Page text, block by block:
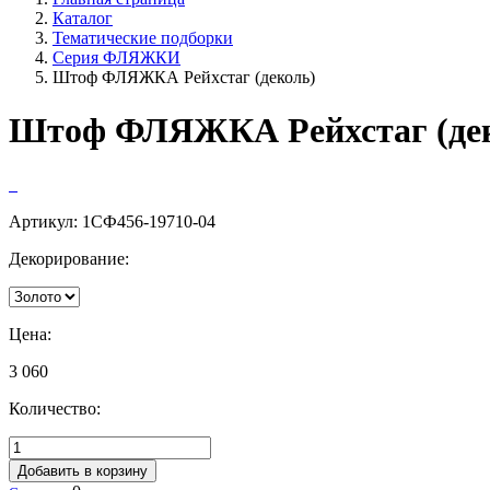
Каталог
Тематические подборки
Серия ФЛЯЖКИ
Штоф ФЛЯЖКА Рейхстаг (деколь)
Штоф ФЛЯЖКА Рейхстаг
Артикул: 1СФ456-19710-04
Декорирование:
Цена:
3 060
Количество:
Добавить в корзину